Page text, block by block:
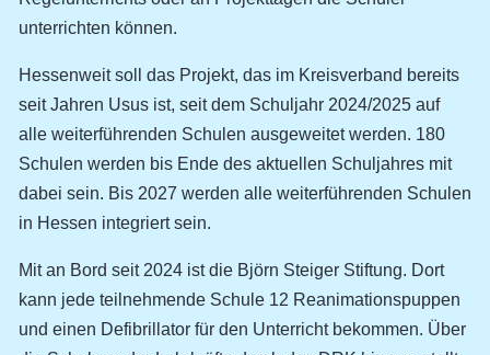
unterrichten können.
Hessenweit soll das Projekt, das im Kreisverband bereits
seit Jahren Usus ist, seit dem Schuljahr 2024/2025 auf
alle weiterführenden Schulen ausgeweitet werden. 180
Schulen werden bis Ende des aktuellen Schuljahres mit
dabei sein. Bis 2027 werden alle weiterführenden Schulen
in Hessen integriert sein.
Mit an Bord seit 2024 ist die Björn Steiger Stiftung. Dort
kann jede teilnehmende Schule 12 Reanimationspuppen
und einen Defibrillator für den Unterricht bekommen. Über